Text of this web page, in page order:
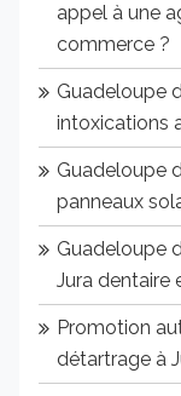
appel à une
commerce ?
Guadeloupe
intoxications
Guadeloupe
panneaux
Guadeloupe
Jura dentaire
Promotion
détartrage à